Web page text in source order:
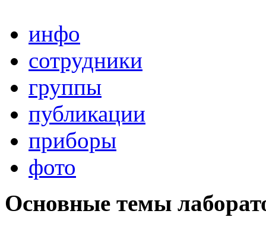
инфо
сотрудники
группы
публикации
приборы
фото
Основные темы